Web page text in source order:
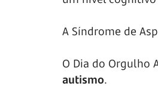
A Síndrome de
O Dia do Orgulho
autismo.